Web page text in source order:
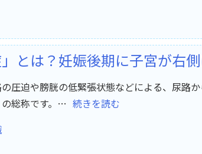
」とは？妊娠後期に子宮が右
圧迫や膀胱の低緊張状態などによる、尿路
総称です。… 続きを読む